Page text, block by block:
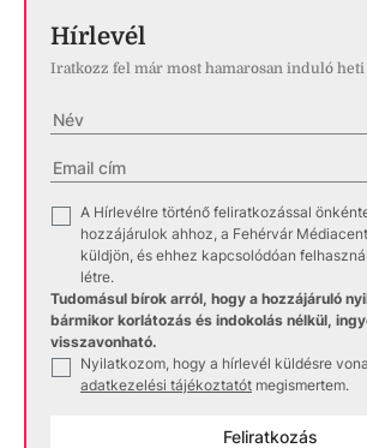
Hírlevél
Iratkozz fel már most hamarosan induló
A Hírlevélre történő feliratkozással
hozzájárulok ahhoz, a Fehérvár
küldjön, és ehhez kapcsolódóan
létre.
Tudomásul bírok arról, hogy a hozzájáruló
bármikor korlátozás és indokolás nélkül,
visszavonható.
Nyilatkozom, hogy a hírlevél küldésre
adatkezelési tájékoztatót megismertem.
Feliratkozás